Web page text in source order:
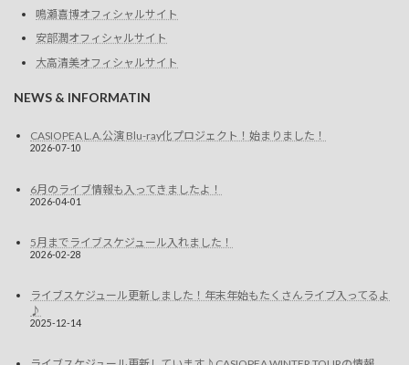
鳴瀬喜博オフィシャルサイト
安部潤オフィシャルサイト
大高清美オフィシャルサイト
NEWS & INFORMATIN
CASIOPEA L.A.公演 Blu-ray化プロジェクト！始まりました！
2026-07-10
6月のライブ情報も入ってきましたよ！
2026-04-01
5月までライブスケジュール入れました！
2026-02-28
ライブスケジュール更新しました！年末年始もたくさんライブ入ってるよ
♪
2025-12-14